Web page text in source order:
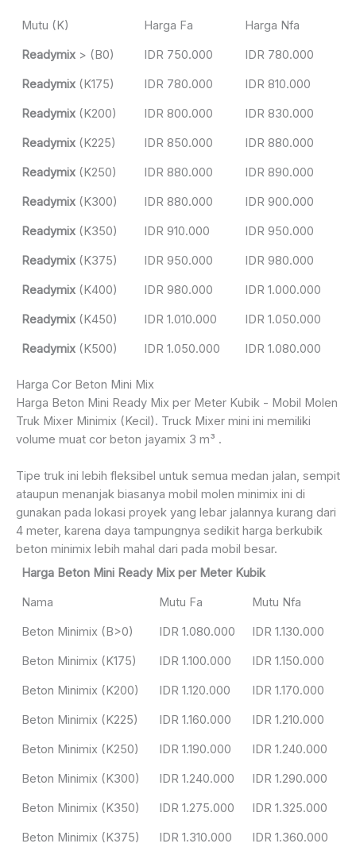
Mutu (K) Harga Fa Harga Nfa
Readymix > (B0) IDR 750.000 IDR 780.000
Readymix (K175) IDR 780.000 IDR 810.000
Readymix (K200) IDR 800.000 IDR 830.000
Readymix (K225) IDR 850.000 IDR 880.000
Readymix (K250) IDR 880.000 IDR 890.000
Readymix (K300) IDR 880.000 IDR 900.000
Readymix (K350) IDR 910.000 IDR 950.000
Readymix (K375) IDR 950.000 IDR 980.000
Readymix (K400) IDR 980.000 IDR 1.000.000
Readymix (K450) IDR 1.010.000 IDR 1.050.000
Readymix (K500) IDR 1.050.000 IDR 1.080.000
Harga Cor Beton Mini Mix
Harga Beton Mini Ready Mix per Meter Kubik - Mobil Molen
Truk Mixer Minimix (Kecil). Truck Mixer mini ini memiliki
volume muat cor beton jayamix 3 m³ .
Tipe truk ini lebih fleksibel untuk semua medan jalan, sempit
ataupun menanjak biasanya mobil molen minimix ini di
gunakan pada lokasi proyek yang lebar jalannya kurang dari
4 meter, karena daya tampungnya sedikit harga berkubik
beton minimix lebih mahal dari pada mobil besar.
Harga Beton Mini Ready Mix per Meter Kubik
Nama Mutu Fa Mutu Nfa
Beton Minimix (B>0) IDR 1.080.000 IDR 1.130.000
Beton Minimix (K175) IDR 1.100.000 IDR 1.150.000
Beton Minimix (K200) IDR 1.120.000 IDR 1.170.000
Beton Minimix (K225) IDR 1.160.000 IDR 1.210.000
Beton Minimix (K250) IDR 1.190.000 IDR 1.240.000
Beton Minimix (K300) IDR 1.240.000 IDR 1.290.000
Beton Minimix (K350) IDR 1.275.000 IDR 1.325.000
Beton Minimix (K375) IDR 1.310.000 IDR 1.360.000